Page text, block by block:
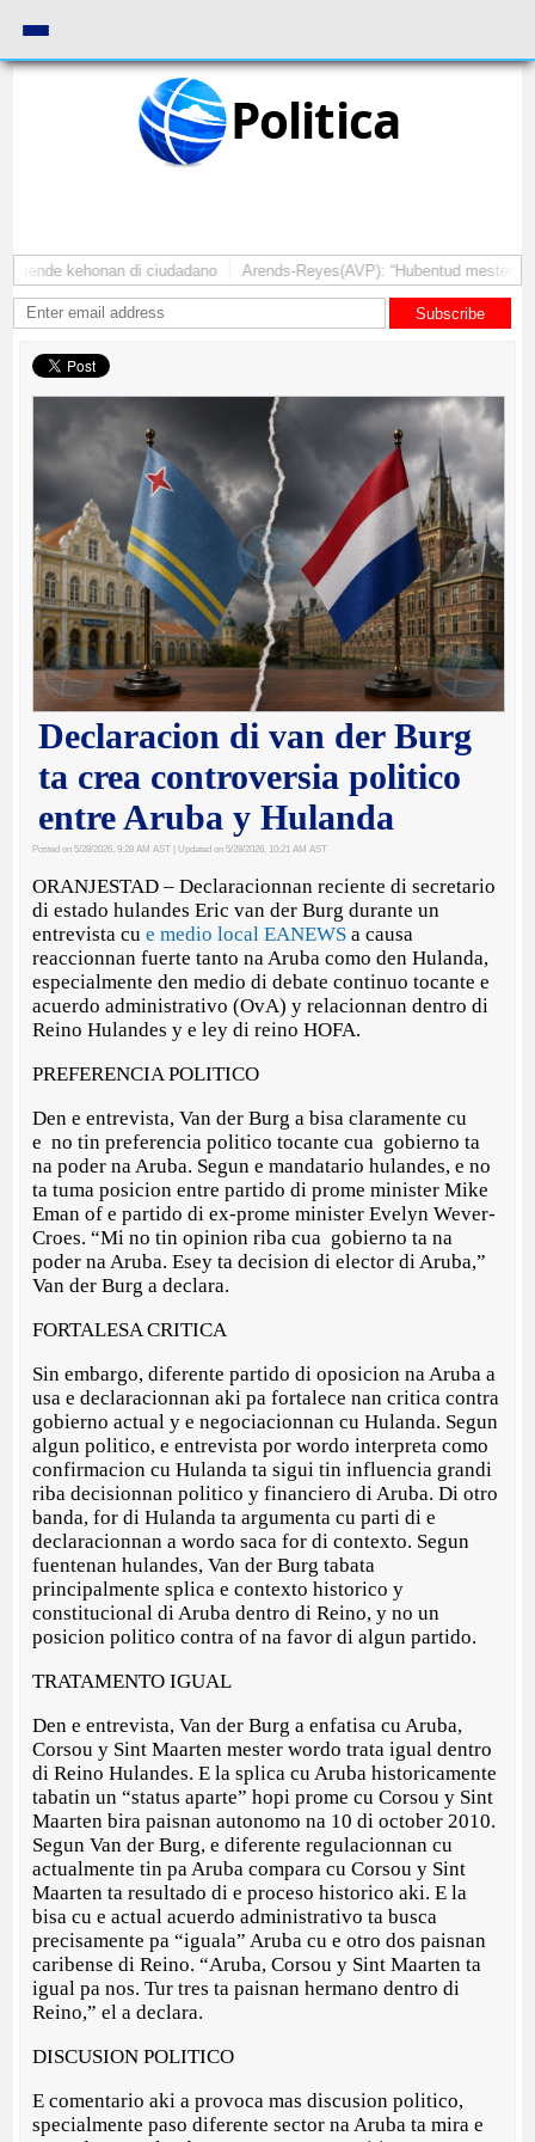
Politica
kehonan di ciudadano Arends-Reyes(AVP): “Hubentud mester
Subscribe
Declaracion di van der Burg
ta crea controversia politico
entre Aruba y Hulanda
Posted on 5/28/2026, 9:28 AM AST | Updated on 5/28/2026, 10:21 AM AST
ORANJESTAD – Declaracionnan reciente di secretario
di estado hulandes Eric van der Burg durante un
entrevista cu e medio local EANEWSa causa
reaccionnan fuerte tanto na Aruba como den Hulanda,
especialmente den medio di debate continuo tocante e
acuerdo administrativo (OvA) y relacionnan dentro di
Reino Hulandes y e ley di reino HOFA.
PREFERENCIA POLITICO
Den e entrevista, Van der Burg a bisa claramente cu
e no tin preferencia politico tocante cua gobierno ta
na poder na Aruba. Segun e mandatario hulandes, e no
ta tuma posicion entre partido di prome minister Mike
Eman of e partido di ex-prome minister Evelyn Wever-
Croes. “Mi no tin opinion riba cua gobierno ta na
poder na Aruba. Esey ta decision di elector di Aruba,”
Van der Burg a declara.
FORTALESA CRITICA
Sin embargo, diferente partido di oposicion na Aruba a
usa e declaracionnan aki pa fortalece nan critica contra
gobierno actual y e negociacionnan cu Hulanda. Segun
algun politico, e entrevista por wordo interpreta como
confirmacion cu Hulanda ta sigui tin influencia grandi
riba decisionnan politico y financiero di Aruba. Di otro
banda, for di Hulanda ta argumenta cu parti di e
declaracionnan a wordo saca for di contexto. Segun
fuentenan hulandes, Van der Burg tabata
principalmente splica e contexto historico y
constitucional di Aruba dentro di Reino, y no un
posicion politico contra of na favor di algun partido.
TRATAMENTO IGUAL
Den e entrevista, Van der Burg a enfatisa cu Aruba,
Corsou y Sint Maarten mester wordo trata igual dentro
di Reino Hulandes. E la splica cu Aruba historicamente
tabatin un “status aparte” hopi prome cu Corsou y Sint
Maarten bira paisnan autonomo na 10 di october 2010.
Segun Van der Burg, e diferente regulacionnan cu
actualmente tin pa Aruba compara cu Corsou y Sint
Maarten ta resultado di e proceso historico aki. E la
bisa cu e actual acuerdo administrativo ta busca
precisamente pa “iguala” Aruba cu e otro dos paisnan
caribense di Reino. “Aruba, Corsou y Sint Maarten ta
igual pa nos. Tur tres ta paisnan hermano dentro di
Reino,” el a declara.
DISCUSION POLITICO
E comentario aki a provoca mas discusion politico,
specialmente paso diferente sector na Aruba ta mira e